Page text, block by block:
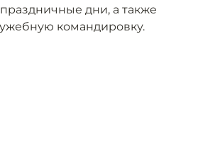
дни, а также
командировку.